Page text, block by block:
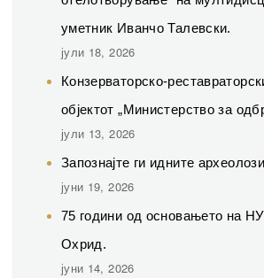
уметник Иванчо Талевски.
јули 18, 2026
Конзерваторско-
објектот „Министерство за
јули 13, 2026
Запознајте ги идните
јуни 19, 2026
75 години од основањето на
Охрид.
јуни 14, 2026